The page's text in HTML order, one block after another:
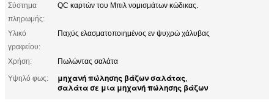
Σύστημα
πληρωμής:
QC καρτών του Μπιλ νομισμάτων κώδικας.
Υλικό
γραφείου:
Παχύς ελασματοποιημένος εν ψυχρώ χάλυβας
Χρήση:
Πωλώντας σαλάτα
Υψηλό φως:
μηχανή πώλησης βάζων σαλάτας,
σαλάτα σε μια μηχανή πώλησης βάζων